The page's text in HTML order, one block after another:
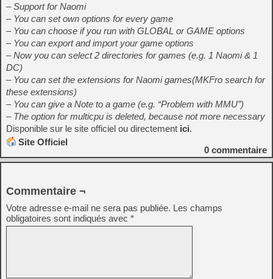
– Support for Naomi
– You can set own options for every game
– You can choose if you run with GLOBAL or GAME options
– You can export and import your game options
– Now you can select 2 directories for games (e.g. 1 Naomi & 1
DC)
– You can set the extensions for Naomi games(MKFro search for
these extensions)
– You can give a Note to a game (e.g. “Problem with MMU”)
– The option for multicpu is deleted, because not more necessary
Disponible sur le site officiel ou directement ici.
Site Officiel
0 commentaire
Commentaire ¬
Votre adresse e-mail ne sera pas publiée. Les champs
obligatoires sont indiqués avec *